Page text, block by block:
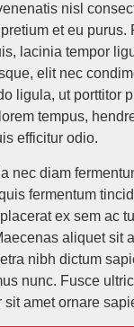
nisl
et eu purus.
lacinia tempor
elit nec
ligula, ut porttitor
tempus,
efficitur odio.
nec diam
fermentum
ex sem ac
aliquet sit
nibh dictum
nunc. Fusce
sit amet ornare